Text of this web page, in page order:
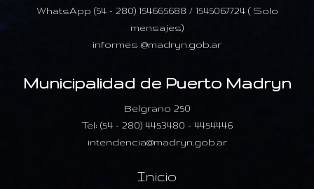
WhatsApp (54 - 280) 154665688 / 1545067724 ( Solo
mensajes)
informes @madryn.gob.ar
Municipalidad de Puerto Madryn
Belgrano 250
Tel: (54 - 280) 4453480 - 4454446
intendencia@madryn.gob.ar
Inicio